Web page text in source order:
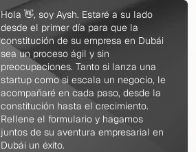
Hola 👋, soy Aysh. Estaré a su lado
desde el primer día para que la
constitución de su empresa en Dubái
sea un proceso ágil y sin
preocupaciones. Tanto si lanza una
startup como si escala un negocio, le
acompañaré en cada paso, desde la
constitución hasta el crecimiento.
Rellene el formulario y hagamos
juntos de su aventura empresarial en
Dubái un éxito.